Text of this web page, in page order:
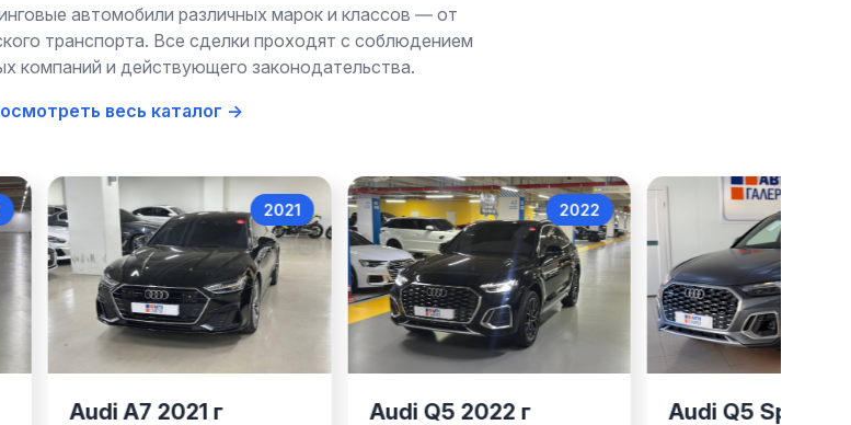
автомобили различных марок и классов — от
транспорта. Все сделки проходят с соблюдением
компаний и действующего законодательства.
весь каталог →
Audi A7
2021
Audi A7 2021 г
Audi Q5
2022
Audi Q5 2022 г Audi Q5